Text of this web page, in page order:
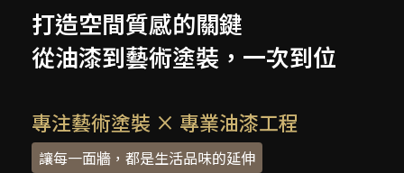
打造空間質感的關鍵
從油漆到藝術塗裝， 一次到位
專注藝術塗裝 × 專業油漆工程
讓每一面牆，都是生活品味的延伸